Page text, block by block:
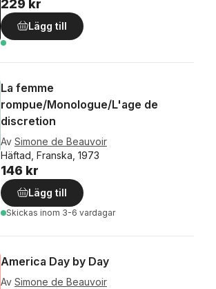
229 kr
Lägg till
La femme
rompue/Monologue/L'age de
discretion
Av Simone de Beauvoir
Häftad, Franska, 1973
146 kr
Lägg till
Skickas inom 3-6 vardagar
America Day by Day
Av Simone de Beauvoir